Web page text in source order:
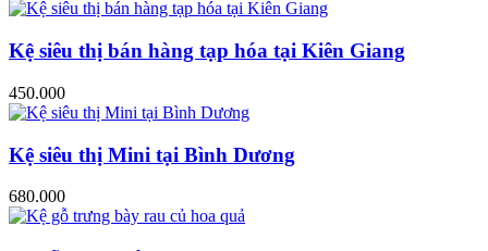
Kệ siêu thị bán hàng tạp hóa tại Kiên Giang
450.000
Kệ siêu thị Mini tại Bình Dương
680.000